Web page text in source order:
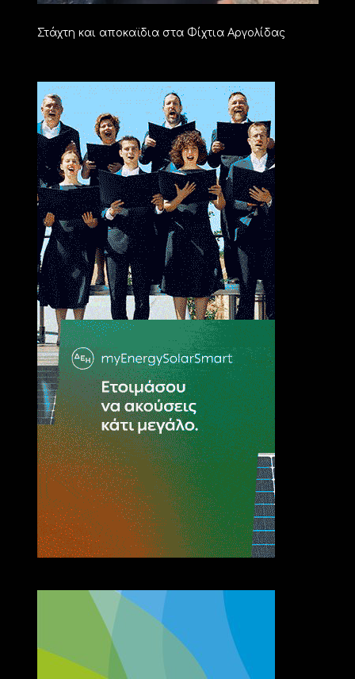
Στάχτη και αποκαϊδια στα Φίχτια Αργολίδας